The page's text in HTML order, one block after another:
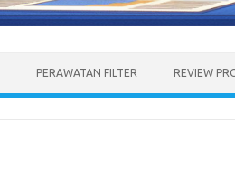
PERAWATAN FILTER REVIEW